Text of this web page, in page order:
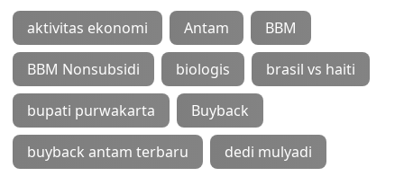
aktivitas ekonomi Antam BBM
BBM Nonsubsidi biologis brasil vs haiti
bupati purwakarta Buyback
buyback antam terbaru dedi mulyadi